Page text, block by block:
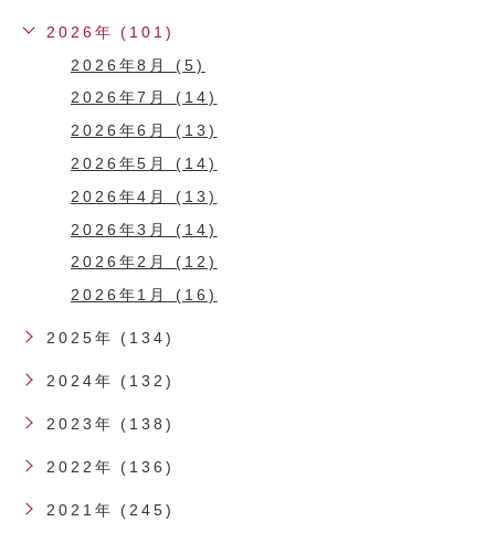
2026年 (101)
2026年8月 (5)
2026年7月 (14)
2026年6月 (13)
2026年5月 (14)
2026年4月 (13)
2026年3月 (14)
2026年2月 (12)
2026年1月 (16)
2025年 (134)
2024年 (132)
2023年 (138)
2022年 (136)
2021年 (245)